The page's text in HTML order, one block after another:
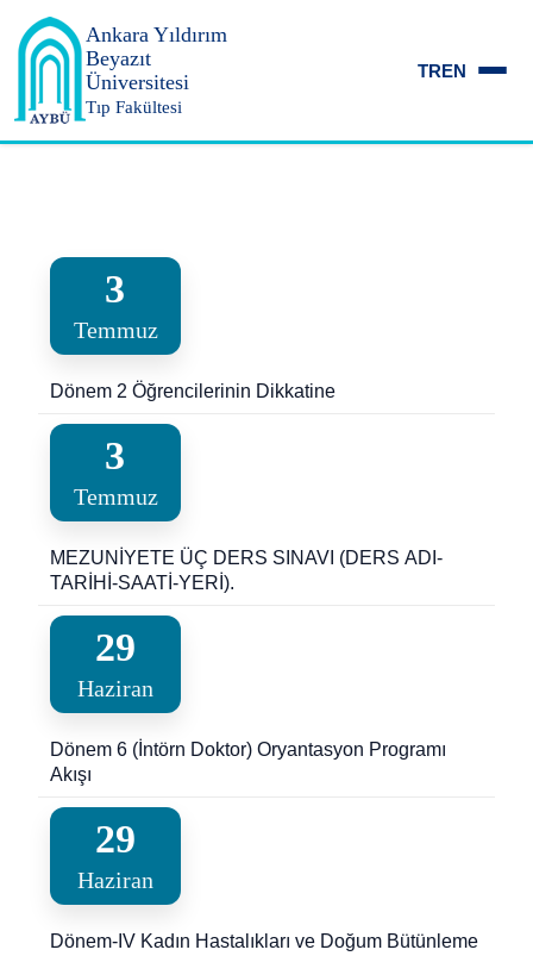
Ankara Yıldırım
Beyazıt
Üniversitesi
Tıp Fakültesi
TREN
3
Temmuz
Dönem 2 Öğrencilerinin Dikkatine
3
Temmuz
MEZUNİYETE ÜÇ DERS SINAVI (DERS ADI-
TARİHİ-SAATİ-YERİ).
29
Haziran
Dönem 6 (İntörn Doktor) Oryantasyon Programı
Akışı
29
Haziran
Dönem-IV Kadın Hastalıkları ve Doğum Bütünleme